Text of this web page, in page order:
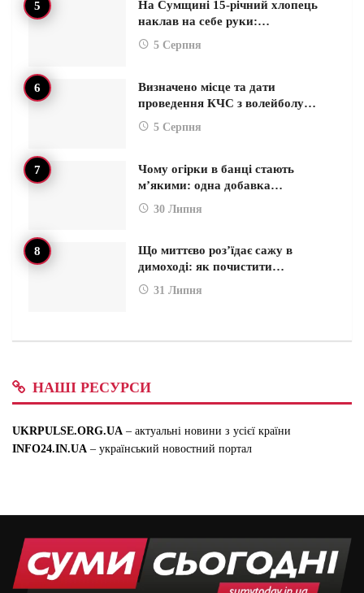
На Сумщині 15-річний хлопець
наклав на себе руки:…
5 Серпня
Визначено місце та дати
проведення КЧС з волейболу…
5 Серпня
Чому огірки в банці стають
м’якими: одна добавка…
30 Липня
Що миттєво роз’їдає сажу в
димоході: як почистити…
31 Липня
НАШІ РЕСУРСИ
UKRPULSE.ORG.UA – актуальні новини з усієї країни
INFO24.IN.UA – український новостний портал